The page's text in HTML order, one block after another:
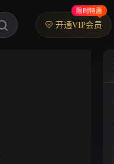
开通VIP会员
限时特惠